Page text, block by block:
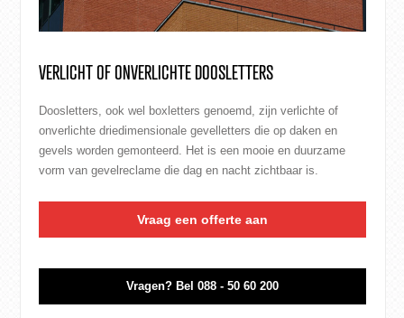
VERLICHT OF ONVERLICHTE DOOSLETTERS
Doosletters, ook wel boxletters genoemd, zijn verlichte of
onverlichte driedimensionalegevelletters die op daken en
gevels worden gemonteerd. Het is een mooie en duurzame
vorm vangevelreclame die dag en nacht zichtbaar is.
Vraag een offerte aan
Vragen? Bel 088 - 50 60 200